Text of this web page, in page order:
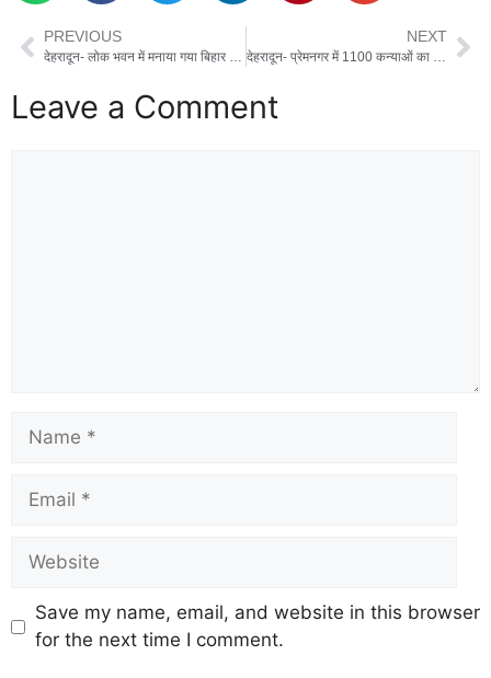
PREVIOUS
देहरादून- लोक भवन में मनाया गया बिहार दिवस, बिहारी महासभा के सदस्यों और वरिष्ठ अधिकारियों ने की शिरकत
NEXT
देहरादून- प्रेमनगर में 1100 कन्याओं का पूजन, सीएम धामी बोले, बेटियां हमारी संस्कृति और शक्ति की प्रतीक
Leave a Comment
Save my name, email, and website in this browser
for the next time I comment.